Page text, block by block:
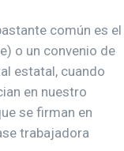
común es el
o un convenio de
estatal, cuando
en nuestro
se firman en
trabajadora